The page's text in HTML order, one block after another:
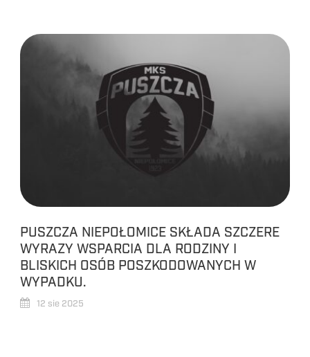
PUSZCZA NIEPOŁOMICE SKŁADA SZCZERE
WYRAZY WSPARCIA DLA RODZINY I
BLISKICH OSÓB POSZKODOWANYCH W
WYPADKU.
12 sie 2025